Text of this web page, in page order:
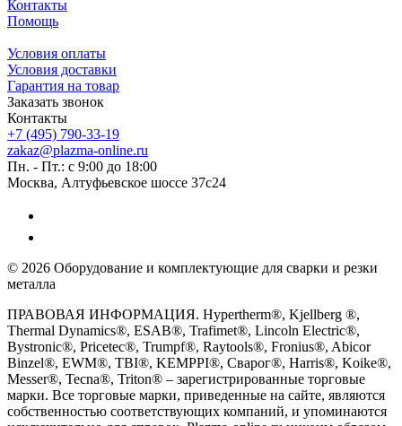
Контакты
Помощь
Условия оплаты
Условия доставки
Гарантия на товар
Заказать звонок
Контакты
+7 (495) 790-33-19
zakaz@plazma-online.ru
Пн. - Пт.: с 9:00 до 18:00
Москва, Алтуфьевское шоссе 37с24
© 2026 Оборудование и комплектующие для сварки и резки
металла
ПРАВОВАЯ ИНФОРМАЦИЯ. Hypertherm®, Kjellberg ®,
Thermal Dynamics®, ESAB®, Trafimet®, Lincoln Electric®,
Bystronic®, Pricetec®, Trumpf®, Raytools®, Fronius®, Abicor
Binzel®, EWM®, TBI®, KEMPPI®, Сварог®, Harris®, Koike®,
Messer®, Tecna®, Triton® – зарегистрированные торговые
марки. Все торговые марки, приведенные на сайте, являются
собственностью соответствующих компаний, и упоминаются